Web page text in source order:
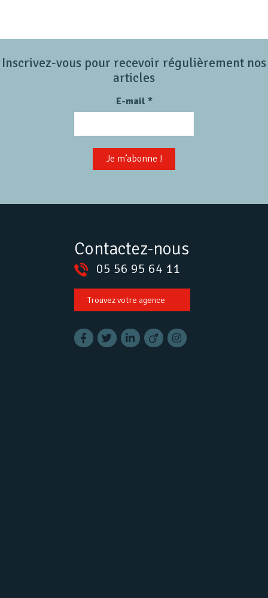
Inscrivez-vous pour recevoir régulièrement nos
articles
E-mail *
Contactez-nous
05 56 95 64 11
Trouvez votre agence